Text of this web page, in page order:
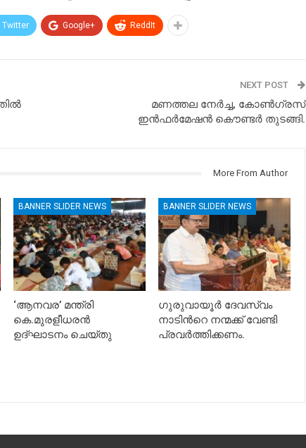
Twitter Google+ ReddIt
NEXT POST
മണത്തല നേർച്ച, കോൺഗ്രസ്‌
ഇൻഫർമേഷൻ കൌണ്ടർ തുടങ്ങി.
More From Author
BANNER SLIDER NEWS
‘ആനവര’ മന്ത്രി
കെ.മുരളീധരന്‍
ഉദ്ഘാടനം ചെയ്തു
BANNER SLIDER NEWS
ഗുരുവായൂർ ദേവസ്വം
നാടിൻറെ നന്മക്ക് വേണ്ടി
പ്രവർത്തിക്കണം.